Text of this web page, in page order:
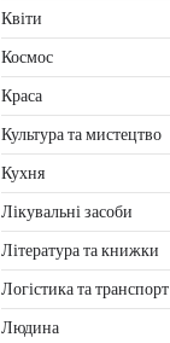
Квіти
Космос
Краса
Культура та мистецтво
Кухня
Лікувальні засоби
Література та книжки
Логістика та транспорт
Людина